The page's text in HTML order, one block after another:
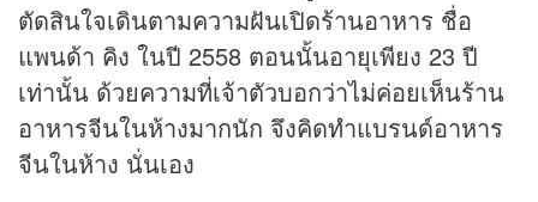
ตัดสินใจเดินตามความฝันเปิดร้านอาหาร ชื่อ
แพนด้า คิง ในปี 2558 ตอนนั้นอายุเพียง 23 ปี
เท่านั้น ด้วยความที่เจ้าตัวบอกว่าไม่ค่อยเห็นร้าน
อาหารจีนในห้างมากนัก จึงคิดทำแบรนด์อาหาร
จีนในห้าง นั่นเอง